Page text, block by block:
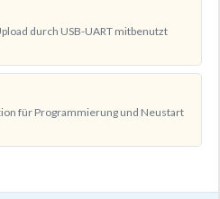
durch USB-UART mitbenutzt
für Programmierung und Neustart